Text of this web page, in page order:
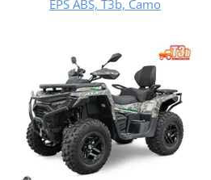
EPS ABS, T3b, Camo